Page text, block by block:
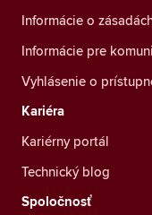
Informácie o
Informácie pre
Vyhlásenie o
Kariéra
Kariérny portál
Technický blog
Spoločnosť